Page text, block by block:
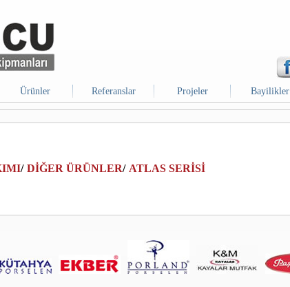
Ürünler Referanslar Projeler Bayilikler
/ DİĞER ÜRÜNLER/ ATLAS SERİSİ